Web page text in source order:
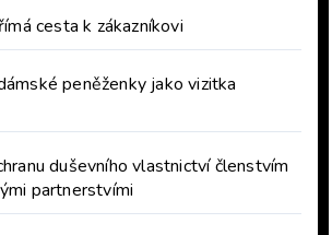
cesta k zákazníkovi
peněženky jako vizitka
duševního vlastnictví členstvím
partnerstvími